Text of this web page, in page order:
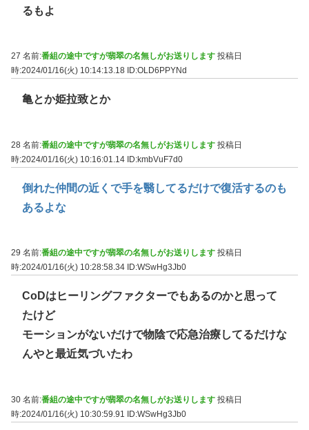
るもよ
27 名前:番組の途中ですが翡翠の名無しがお送りします 投稿日
時:2024/01/16(火) 10:14:13.18 ID:OLD6PPYNd
亀とか姫拉致とか
28 名前:番組の途中ですが翡翠の名無しがお送りします 投稿日
時:2024/01/16(火) 10:16:01.14 ID:kmbVuF7d0
倒れた仲間の近くで手を翳してるだけで復活するのも
あるよな
29 名前:番組の途中ですが翡翠の名無しがお送りします 投稿日
時:2024/01/16(火) 10:28:58.34 ID:WSwHg3Jb0
CoDはヒーリングファクターでもあるのかと思って
たけど
モーションがないだけで物陰で応急治療してるだけな
んやと最近気づいたわ
30 名前:番組の途中ですが翡翠の名無しがお送りします 投稿日
時:2024/01/16(火) 10:30:59.91
ID:WSwHg3Jb0